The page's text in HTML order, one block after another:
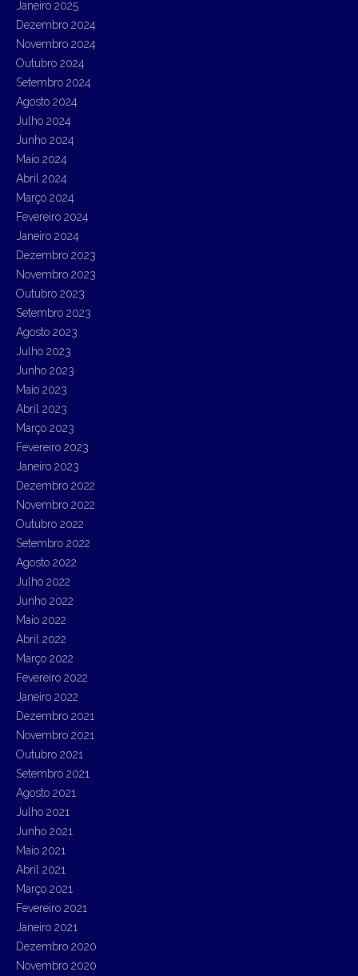
Janeiro 2025
Dezembro 2024
Novembro 2024
Outubro 2024
Setembro 2024
Agosto 2024
Julho 2024
Junho 2024
Maio 2024
Abril 2024
Março 2024
Fevereiro 2024
Janeiro 2024
Dezembro 2023
Novembro 2023
Outubro 2023
Setembro 2023
Agosto 2023
Julho 2023
Junho 2023
Maio 2023
Abril 2023
Março 2023
Fevereiro 2023
Janeiro 2023
Dezembro 2022
Novembro 2022
Outubro 2022
Setembro 2022
Agosto 2022
Julho 2022
Junho 2022
Maio 2022
Abril 2022
Março 2022
Fevereiro 2022
Janeiro 2022
Dezembro 2021
Novembro 2021
Outubro 2021
Setembro 2021
Agosto 2021
Julho 2021
Junho 2021
Maio 2021
Abril 2021
Março 2021
Fevereiro 2021
Janeiro 2021
Dezembro 2020
Novembro 2020